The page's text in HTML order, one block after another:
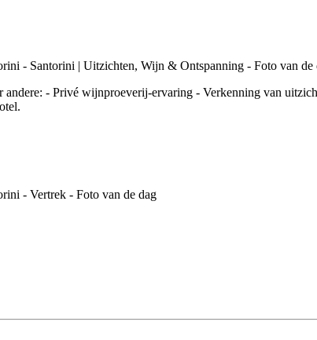
- Privé wijnproeverij-ervaring - Verkenning van